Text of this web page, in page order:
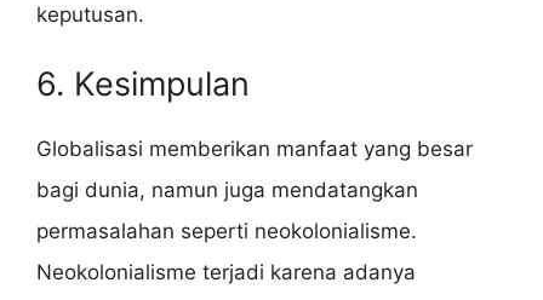
keputusan.
6. Kesimpulan
Globalisasi memberikan manfaat yang besar
bagi dunia, namun juga mendatangkan
permasalahan seperti neokolonialisme.
Neokolonialisme terjadi karena adanya